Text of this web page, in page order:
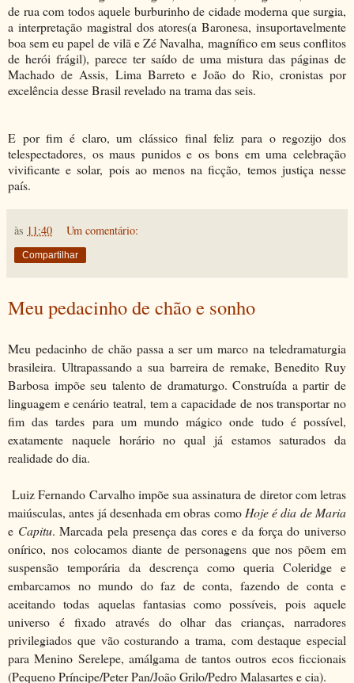
de rua com todos aquele burburinho de cidade moderna que surgia,
a interpretação magistral dos atores(a Baronesa, insuportavelmente
boa sem eu papel de vilã e Zé Navalha, magnífico em seus conflitos
de herói frágil), parece ter saído de uma mistura das páginas de
Machado de Assis, Lima Barreto e João do Rio, cronistas por
excelência desse Brasil revelado na trama das seis.
E por fim é claro, um clássico final feliz para o regozijo dos
telespectadores, os maus punidos e os bons em uma celebração
vivificante e solar, pois ao menos na ficção, temos justiça nesse
país.
às 11:40 Um comentário:
Compartilhar
Meu pedacinho de chão e sonho
Meu pedacinho de chão passa a ser um marco na teledramaturgia
brasileira. Ultrapassando a sua barreira de remake, Benedito Ruy
Barbosa impõe seu talento de dramaturgo. Construída a partir de
linguagem e cenário teatral, tem a capacidade de nos transportar no
fim das tardes para um mundo mágico onde tudo é possível,
exatamente naquele horário no qual já estamos saturados da
realidade do dia.
Luiz Fernando Carvalho impõe sua assinatura de diretor com letras
maiúsculas, antes já desenhada em obras como Hoje é dia de Maria
e Capitu. Marcada pela presença das cores e da força do universo
onírico, nos colocamos diante de personagens que nos põem em
suspensão temporária da descrença como queria Coleridge e
embarcamos no mundo do faz de conta, fazendo de conta e
aceitando todas aquelas fantasias como possíveis, pois aquele
universo é fixado através do olhar das crianças, narradores
privilegiados que vão costurando a trama, com destaque especial
para Menino Serelepe, amálgama de tantos outros ecos ficcionais
(Pequeno Príncipe/Peter Pan/João Grilo/Pedro Malasartes e cia).